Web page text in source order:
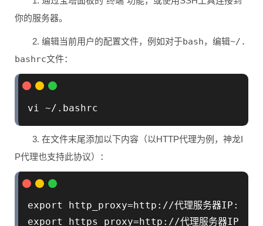
你的服务器。
2. 编辑当前用户的配置文件，例如对于bash，编辑~/.
bashrc文件：
3. 在文件末尾添加以下内容（以HTTP代理为例，神龙I
P代理也支持此协议）：
export http_proxy=http://代理服务器IP:代理
export https_proxy=http://代理服务器IP:代理